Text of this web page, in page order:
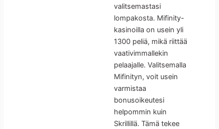
valitsemastasi
lompakosta. Mifinity-
kasinoilla on usein yli
1300 peliä, mikä riittää
vaativimmallekin
pelaajalle. Valitsemalla
Mifinityn, voit usein
varmistaa
bonusoikeutesi
helpommin kuin
Skrillillä. Tämä tekee